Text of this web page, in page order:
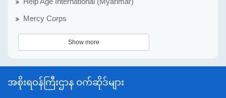
Mercy Corps
Show more
အစိုးရဝန်ကြီးဌာန ဝက်ဆိုဒ်များ